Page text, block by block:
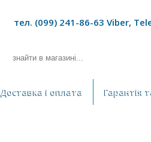
тел. (099) 241-86-63 Viber,
Доставка і оплата Гарантія